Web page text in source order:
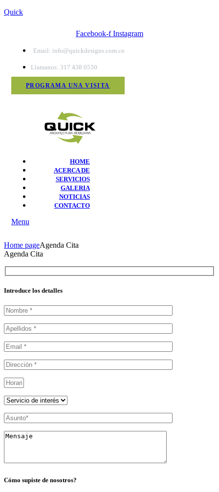
Quick
Facebook-f Instagram
Email: info@quickdesigns.com.co
Llamanos: 317 438 0550
PROGRAMA UNA VISITA
HOME
ACERCA DE
SERVICIOS
GALERIA
NOTICIAS
CONTACTO
Menu
Home pageAgenda Cita
Agenda Cita
Introduce los detalles
Cómo supiste de nosotros?